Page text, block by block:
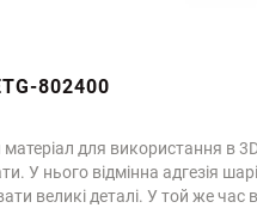
802400
матеріал для використання
У нього відмінна адгезія
великі деталі. У той же